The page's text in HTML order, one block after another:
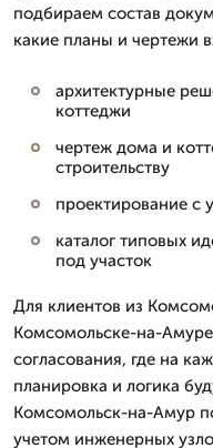
подбираем состав
какие планы и чертежи
архитектурные
коттеджи
чертеж дома и
строительству
проектирование с
каталог типовых
под участок
Для клиентов из
Комсомольске-на-
согласования, где на
планировка и логика
Комсомольск-на-Амур
учетом инженерных